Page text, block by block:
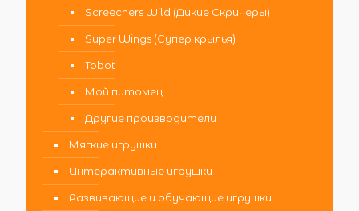
Screechers Wild (Дикие Скричеры)
Super Wings (Супер крылья)
Tobot
Мой питомец
Другие производители
Мягкие игрушки
Интерактивные игрушки
Развивающие и обучающие игрушки